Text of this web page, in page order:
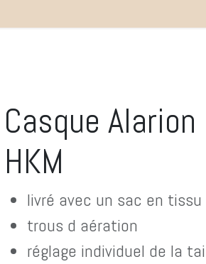
Casque
HKM
livré avec un sac en tissu
trous d aération
réglage individuel de la